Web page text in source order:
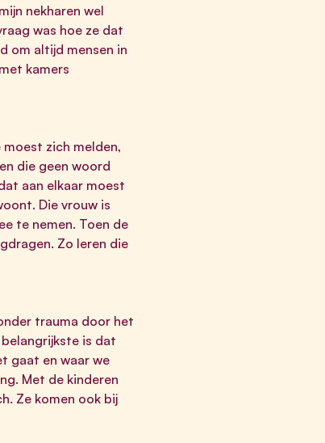
nekharen wel
was hoe ze dat
om altijd mensen in
kamers
zich melden,
die geen woord
aan elkaar moest
Die vrouw is
te nemen. Toen de
Zo leren die
trauma door het
is dat
gaat en waar we
Met de kinderen
Ze komen ook bij